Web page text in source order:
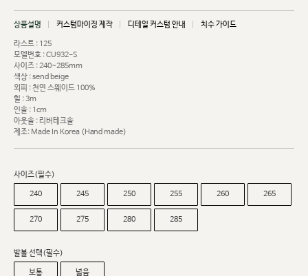
상품설명 커스텀마이징 제작 디테일 커스텀 안내 치수 가이드
라스트 : 125
모델번호 : CU932-S
사이즈 : 240~285mm
색상 : send beige
외피 : 천연 스웨이드 100%
힐 : 3m
인솔 : 1cm
아웃솔 : 리버테크솔
제조: Made In Korea (Hand made)
사이즈(필수)
240 245 250 255 260 265
270 275 280 285
발볼 선택(필수)
보통 넓음